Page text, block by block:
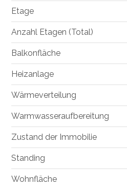
Etage
Anzahl Etagen (Total)
Balkonfläche
Heizanlage
Wärmeverteilung
Warmwasseraufbereitung
Zustand der Immobilie
Standing
Wohnfläche